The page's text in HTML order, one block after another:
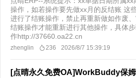
操作，如若操作要先做xx月的反结账 这
进行了结账操作，禁止再重新做如作废
结账操作才能重新进行其他操作，具体
作http://37660.oa22.cn
zhenglin 236 2026/8/7 15:39:19
[点晴永久免费OA]WorkBuddy保